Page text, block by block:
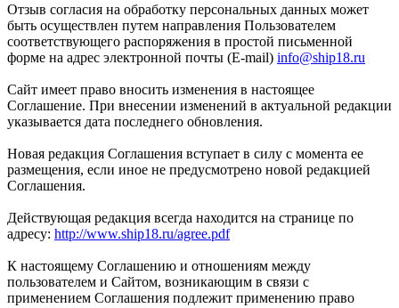
Отзыв согласия на обработку персональных данных может
быть осуществлен путем направления Пользователем
соответствующего распоряжения в простой письменной
форме на адрес электронной почты (E-mail) info@ship18.ru
Сайт имеет право вносить изменения в настоящее
Соглашение. При внесении изменений в актуальной редакции
указывается дата последнего обновления.
Новая редакция Соглашения вступает в силу с момента ее
размещения, если иное не предусмотрено новой редакцией
Соглашения.
Действующая редакция всегда находится на странице по
адресу: http://www.ship18.ru/agree.pdf
К настоящему Соглашению и отношениям между
пользователем и Сайтом, возникающим в связи с
применением Соглашения подлежит применению право